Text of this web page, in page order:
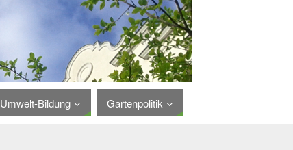
Umwelt-Bildung Gartenpolitik